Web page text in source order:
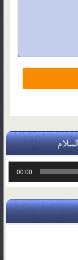
00:00